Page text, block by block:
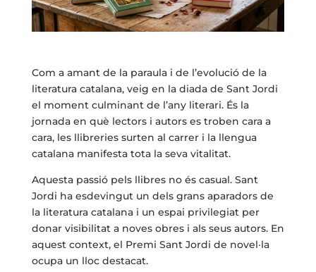
Com a amant de la paraula i de l’evolució de la
literatura catalana, veig en la diada de Sant Jordi
el moment culminant de l’any literari. És la
jornada en què lectors i autors es troben cara a
cara, les llibreries surten al carrer i la llengua
catalana manifesta tota la seva vitalitat.
Aquesta passió pels llibres no és casual. Sant
Jordi ha esdevingut un dels grans aparadors de
la literatura catalana i un espai privilegiat per
donar visibilitat a noves obres i als seus autors. En
aquest context, el Premi Sant Jordi de novel·la
ocupa un lloc destacat.